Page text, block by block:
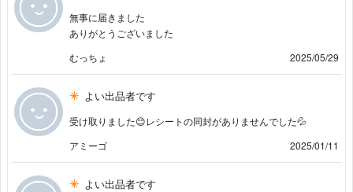
無事に届きました
ありがとうございました
むっちょ
2025/05/29
よい出品者です
受け取りました😊レシートの同封がありませんでした💦
アミーゴ
2025/01/11
よい出品者です